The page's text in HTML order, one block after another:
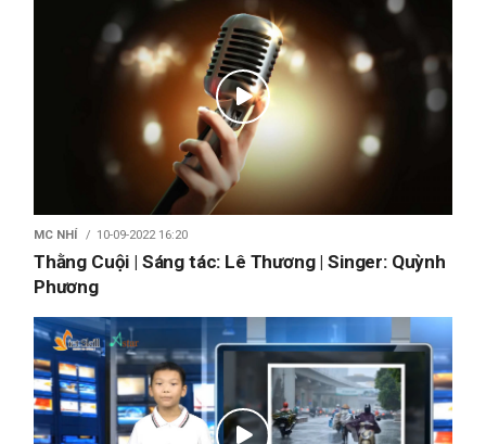
MC NHÍ 10-09-2022 16:20
Thằng Cuội | Sáng tác: Lê Thương | Singer: Quỳnh
Phương